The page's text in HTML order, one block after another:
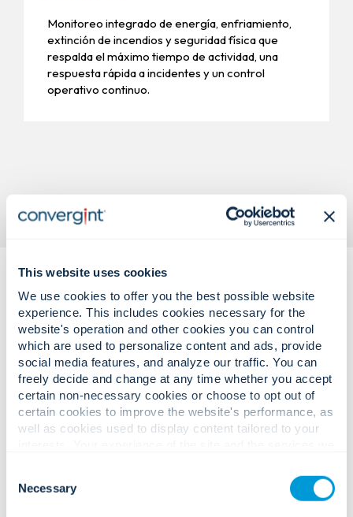
This website uses cookies
We use cookies to offer you the best possible website
experience. This includes cookies necessary for the
website's operation and other cookies you can control
which are used to personalize content and ads, provide
social media features, and analyze our traffic. You can
freely decide and change at any time whether you accept
certain non-necessary cookies or choose to opt out of
certain cookies to improve the website's performance, as
well as cookies used to display content tailored to your
cookies. Click "Show details" below for more information
about who we share your information with.
Selection
Necessary
Monitoreo integrado de energía, enfriamiento,
extinción de incendios y seguridad física que
respalda el máximo tiempo de actividad, una
respuesta rápida a incidentes y un control
operativo continuo.
Desafíos de seguridad complejos.
Soluciones fiables y medibles.
a la infraestructura digital de misión
crítica.